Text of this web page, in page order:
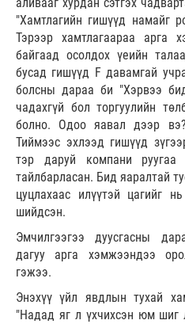
аливааг хурдан сэтгэх
"Хамтлагийн гишүүд намайг
Тэрээр хамтлагаараа арга
байгаад осолдох үеийн
бусад гишүүд F давамгай
болсны дараа би "Хэрвээ
чадахгүй бол торгуулийн
болно. Одоо яавал дээр
Тиймээс эхлээд гишүүд
тэр даруй компани руугаа
тайлбарласан. Бид яаралтай
цуцлахаас илүүтэй цагийг
шийдсэн.
Эмчилгээгээ дуусгасны
дагуу арга хэмжээндээ
гэжээ.
Энэхүү үйл явдлын тухай
"Надад яг л үхчихсэн юм шиг